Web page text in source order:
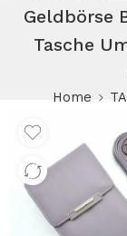
Geldbörse
Tasche
Home